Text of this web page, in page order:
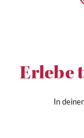
Erlebe
In